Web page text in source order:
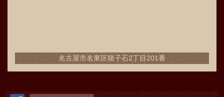
名古屋市名東区猪子石2丁目201番